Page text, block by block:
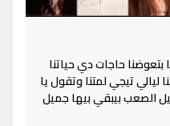
حاجات دي حياتنا
ليالي تيجي لمتنا وتقول يا
الصعب بيبقي بيها جميل